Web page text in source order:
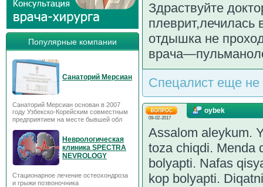
Популярные компании
Санаторий Мерсиан
Санаторий Мерсиан основан в 2007
году Узбекско-Корейским совместным
предприятием на месте бывшей обл
Неврологическая
клиника SPECTRA
NEVROLOGY
Стационарное лечение остеохондроза
и грыжи позвоночника
Здраствуйте
плеврит,лечилась
отдышка не
Спецалист еще не
09-02-2017
oybek
Assalom aleykum.
toza chiqdi. Menda
bolyapti. Nafas
kop bolyapti.